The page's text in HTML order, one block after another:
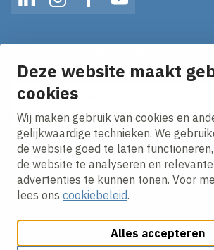
Deze website maakt
cookies
Wij maken gebruik van cookies en
gelijkwaardige technieken. We
de website goed te laten
de website te analyseren en
advertenties te kunnen tonen. Voor
lees ons cookiebeleid.
Alles accepteren
LinkedInInstagramFacebookYouTube
Ontvang onze nieuws alerts in je
E-mailadres
Ik ga akkoord met hetprivacy statement.
Cookies aanpassenCookie beleid